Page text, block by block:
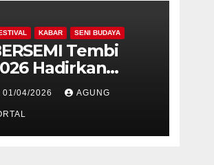
KABAR SENI BUDAYA
Tembi
Hadirkan
Seni
01/04/2026 AGUNG